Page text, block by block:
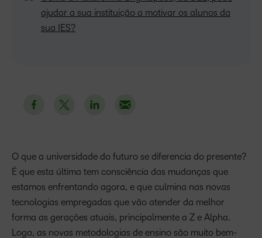
O que a universidade do futuro se diferencia do presente?
É que esta última tem consciência das mudanças que
estamos enfrentando agora, e que culmina nas novas
tecnologias empregadas que vão atender da melhor
forma as gerações atuais, principalmente a Z e Alpha.
Logo, as novas metodologias de ensino são muito bem-
ajudar a sua instituição a motivar os alunos da
sua IES?